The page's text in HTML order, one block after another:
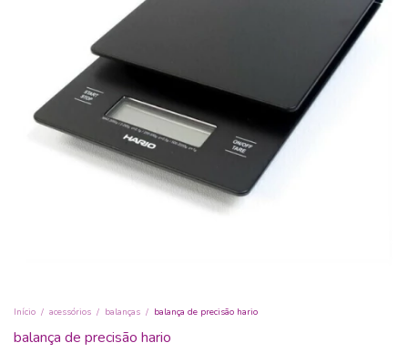
Início / acessórios / balanças / balança de precisão hario
balança de precisão hario